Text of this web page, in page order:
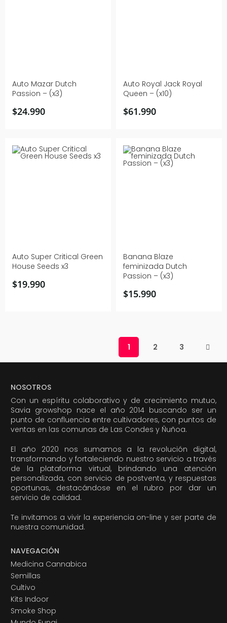
Auto Mazar Dutch
Passion – (x3)
$24.990
Auto Royal Jack Royal
Queen – (x10)
$61.990
Auto Super Critical Green
House Seeds x3
$19.990
Banana Blaze
feminizada Dutch
Passion – (x3)
$15.990
1 2 3
NOSOTROS
Con un espíritu colaborativo y de crecimiento mutuo,
Savia growshop nace el año 2014 buscando ser un
punto de confluencia entre cultivadores, con puntos de
ventas en las comunas de Las Condes y Ñuñoa.
El año 2020 nos sumamos a la revolución digital,
transformando y fortaleciendo nuestro servicio a través
de la plataforma virtual, brindando una atención
personalizada, con servicio de postventa, y respuestas
oportunas, destacándose en el rubro por dar un
servicio de calidad.
Te invitamos a vivir la experiencia on-line y ser parte de
nuestra comunidad.
NAVEGACIÓN
Medicina Cannabica
Semillas
Cultivo
Kits Indoor
Smoke Shop